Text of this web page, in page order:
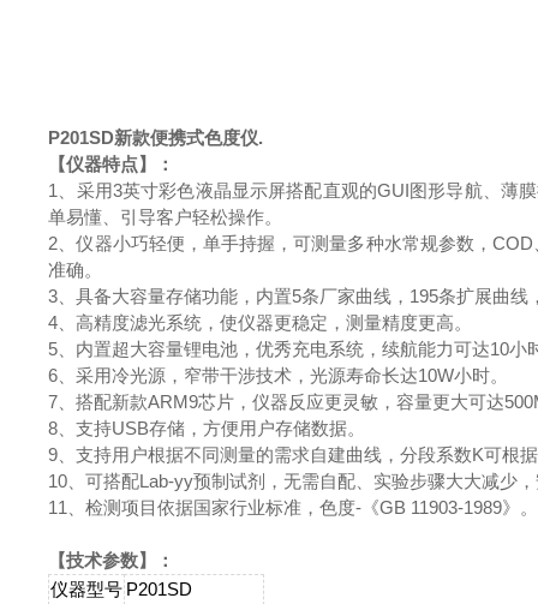
P201SD新款便携式色度仪.
【仪器特点】：
1、采用3英寸彩色液晶显示屏搭配直观的GUI图形导航、薄
单易懂、引导客户轻松操作。
2、仪器小巧轻便，单手持握，可测量多种水常规参数，
准确。
3、具备大容量存储功能，内置5条厂家曲线，195条扩展曲
4、高精度滤光系统，使仪器更稳定，测量精度更高。
5、内置超大容量锂电池，优秀充电系统，续航能力可达10小
6、采用冷光源，窄带干涉技术，光源寿命长达10W小时。
7、搭配新款ARM9芯片，仪器反应更灵敏，容量更大可达
8、支持USB存储，方便用户存储数据。
9、支持用户根据不同测量的需求自建曲线，分段系数K可根
10、可搭配Lab-yy预制试剂，无需自配、实验步骤大大减少
11、检测项目依据国家行业标准，色度-《GB 11903-1989》。
【技术参数】：
仪器型号 P201SD